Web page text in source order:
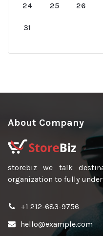
24 25 26
31
About Company
storebiz we talk
organization to fully
+1 212-683-9756
hello@example.com